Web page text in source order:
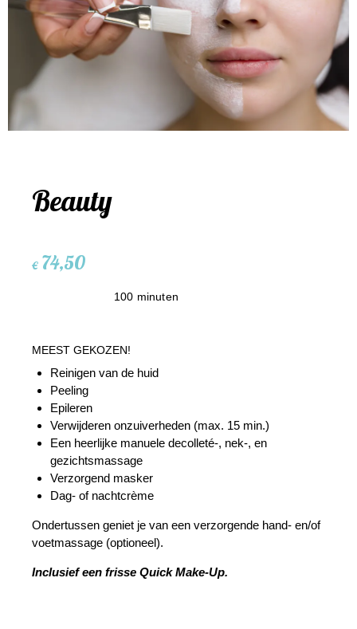
Beauty
€74,50
100 minuten
MEEST GEKOZEN!
Reinigen van de huid
Peeling
Epileren
Verwijderen onzuiverheden (max. 15 min.)
Een heerlijke manuele decolleté-, nek-, en
gezichtsmassage
Verzorgend masker
Dag- of nachtcrème
Ondertussen geniet je van een verzorgende hand- en/of
voetmassage (optioneel).
Inclusief een frisse Quick Make-Up.